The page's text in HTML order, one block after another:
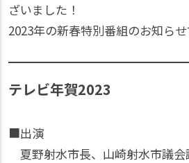
ざいました！
2023年の新春特別番組のお知らせ
テレビ年賀2023
■出演
夏野射水市長、山崎射水市議